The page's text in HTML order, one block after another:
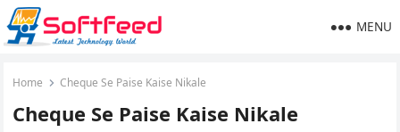
MENU
Home Cheque Se Paise Kaise Nikale
Cheque Se Paise Kaise Nikale